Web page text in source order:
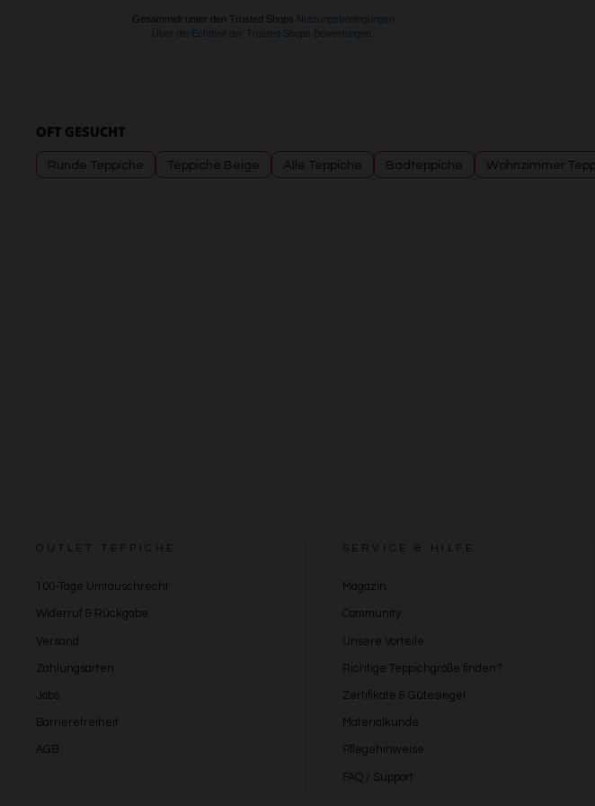
OFT GESUCHT
Runde Teppiche Teppiche Beige Alle Teppiche Badteppiche Wohnzimmer
OUTLET TEPPICHE
100-Tage Umtauschrecht
Widerruf & Rückgabe
Versand
Zahlungsarten
Jobs
Barrierefreiheit
AGB
SERVICE & HILFE
Magazin
Community
Unsere Vorteile
Richtige Teppichgröße finden?
Zertifikate & Gütesiegel
Materialkunde
Pflegehinweise
FAQ / Support